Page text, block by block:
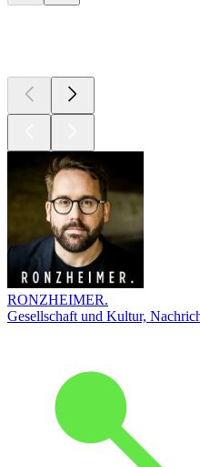
RONZHEIMER.
Gesellschaft und Kultur,